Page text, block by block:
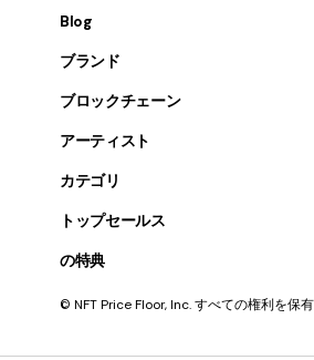
Blog
ブランド
ブロックチェーン
アーティスト
カテゴリ
トップセールス
の特典
© NFT Price Floor, Inc. すべての権利を保有